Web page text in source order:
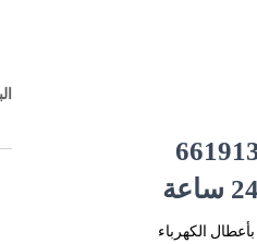
منازل الكويت 66191325
الكهرباء